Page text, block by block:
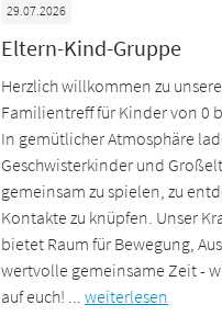
29.07.2026
Eltern-Kind-Gruppe
Herzlich willkommen zu
Familientreff für Kinder von 0
In gemütlicher Atmosphäre
Geschwisterkinder und
gemeinsam zu spielen, zu
Kontakte zu knüpfen. Unser
bietet Raum für Bewegung,
wertvolle gemeinsame Zeit -
auf euch! ...weiterlesen